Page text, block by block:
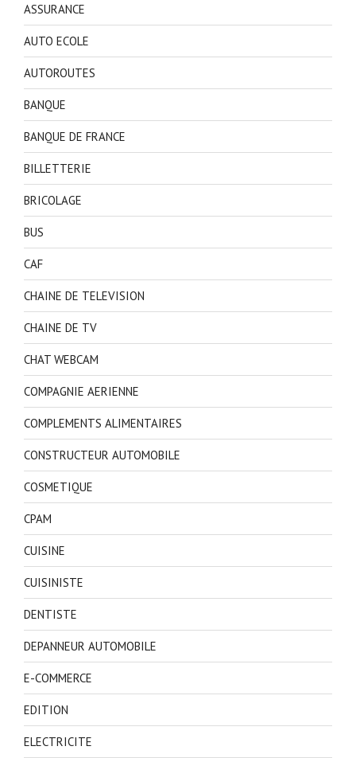
ASSURANCE
AUTO ECOLE
AUTOROUTES
BANQUE
BANQUE DE FRANCE
BILLETTERIE
BRICOLAGE
BUS
CAF
CHAINE DE TELEVISION
CHAINE DE TV
CHAT WEBCAM
COMPAGNIE AERIENNE
COMPLEMENTS ALIMENTAIRES
CONSTRUCTEUR AUTOMOBILE
COSMETIQUE
CPAM
CUISINE
CUISINISTE
DENTISTE
DEPANNEUR AUTOMOBILE
E-COMMERCE
EDITION
ELECTRICITE